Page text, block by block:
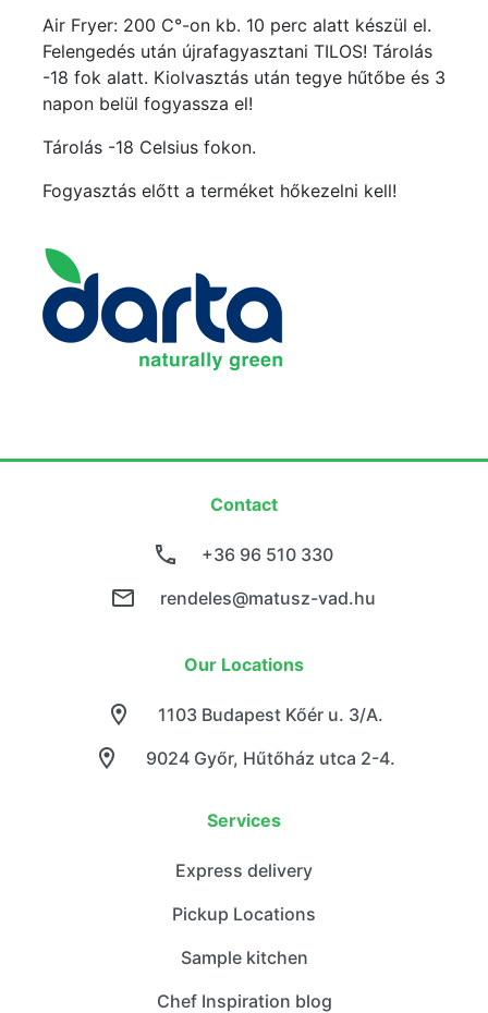
Air Fryer: 200 C°-on kb. 10 perc alatt készül el.
Felengedés után újrafagyasztani TILOS! Tárolás
-18 fok alatt. Kiolvasztás után tegye hűtőbe és 3
napon belül fogyassza el!
Tárolás -18 Celsius fokon.
Fogyasztás előtt a terméket hőkezelni kell!
Contact
+36 96 510 330
rendeles@matusz-vad.hu
Our Locations
9024 Győr, Hűtőház utca 2-4.
1103 Budapest Kőér u. 3/A.
Services
Express delivery
Pickup Locations
Sample kitchen
Chef Inspiration blog